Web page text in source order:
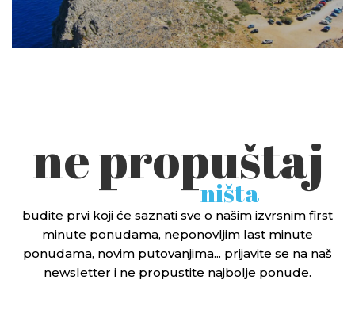
ne propuštaj
ništa
budite prvi koji će saznati sve o našim izvrsnim first
minute ponudama, neponovljim last minute
ponudama, novim putovanjima... prijavite se na naš
newsletter i ne propustite najbolje ponude.